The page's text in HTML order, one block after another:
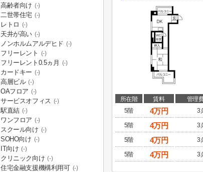
所在階 賃料 管理
5階
4万円
5階
4万円
5階
4万円
5階
4万円
高齢者向け (-)
二世帯住宅 (-)
レトロ (-)
天井が高い (-)
ノンホルムアルデヒド (-)
フリーレント (-)
フリーレント0.5ヵ月 (-)
カードキー (-)
高層ビル (-)
OAフロア (-)
サービスオフィス (-)
駅直結 (-)
ワンフロア (-)
スクール向け (-)
SOHO向け (-)
IT向け (-)
クリニック向け (-)
住宅金融支援機構利用可 (-)